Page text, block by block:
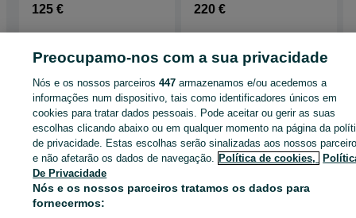
125 €
29 de julho de 2026
de tejadilho para
220 €
28 de julho de 2026
Anúncios relacionados
Preocupamo-nos com a sua privacidade
Nós e os nossos parceiros447 armazenamos e/ou acedemos a
informações num dispositivo, tais como identificadores únicos em
cookies para tratar dados pessoais. Pode aceitar ou gerir as suas
escolhas clicando abaixo ou em qualquer momento na página da
de privacidade. Estas escolhas serão sinalizadas aos nossos
e não afetarão os dados de navegação. Política de cookies,
De Privacidade
Nós e os nossos parceiros tratamos os dados para
fornecermos: